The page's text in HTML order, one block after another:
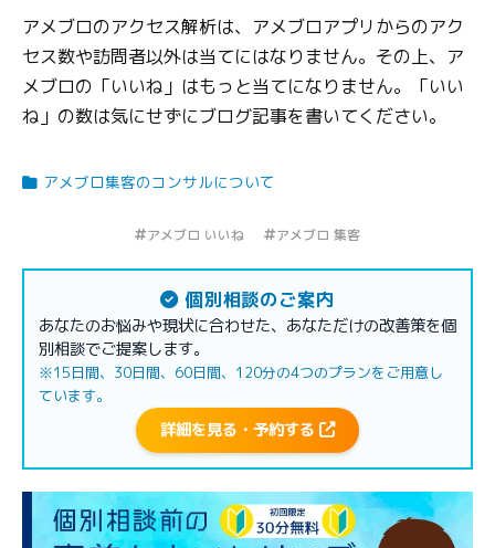
アメブロのアクセス解析は、アメブロアプリからのアク
セス数や訪問者以外は当てにはなりません。その上、ア
メブロの「いいね」はもっと当てになりません。「いい
ね」の数は気にせずにブログ記事を書いてください。
アメブロ集客のコンサルについて
アメブロ いいね アメブロ 集客
個別相談のご案内
あなたのお悩みや現状に合わせた、あなただけの改善策を個
別相談でご提案します。
※15日間、30日間、60日間、120分の4つのプランをご用意し
ています。
詳細を見る・予約する